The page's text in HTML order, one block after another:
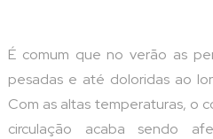
É comum que no verão as
pesadas e até doloridas ao
Com as altas temperaturas, o
circulação acaba sendo